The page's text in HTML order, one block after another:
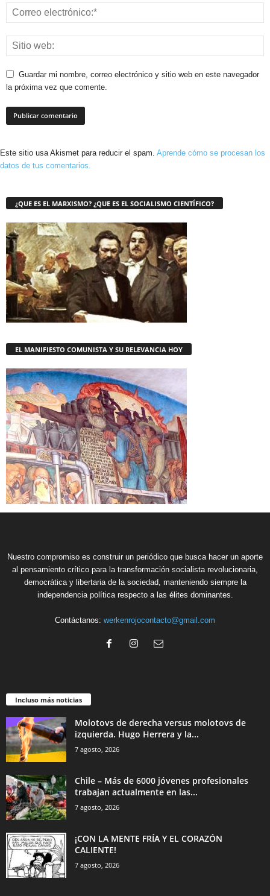
Guardar mi nombre, correo electrónico y sitio web en este navegador
la próxima vez que comente.
Este sitio usa Akismet para reducir el spam. Aprende cómo se procesan los
datos de tus comentarios.
¿QUE ES EL MARXISMO? ¿QUE ES EL SOCIALISMO CIENTÍFICO?
EL MANIFIESTO COMUNISTA Y SU RELEVANCIA HOY
Nuestro compromiso es construir un periódico que busca hacer un aporte
al pensamiento crítico para la transformación socialista revolucionaria,
democrática y libertaria de la sociedad, manteniendo siempre la
independencia política respecto a las élites dominantes.
Contáctanos: werkenrojocontacto@gmail.com
Incluso más noticias
Molotovs de derecha versus molotovs de
izquierda. Hugo Herrera y la...
7 agosto, 2026
Chile – Más de 6000 jóvenes profesionales
trabajan actualmente en las...
7 agosto, 2026
¡CON LA MENTE FRÍA Y EL CORAZÓN
CALIENTE!
7 agosto, 2026